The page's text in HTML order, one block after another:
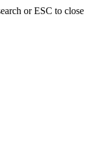
or ESC to close